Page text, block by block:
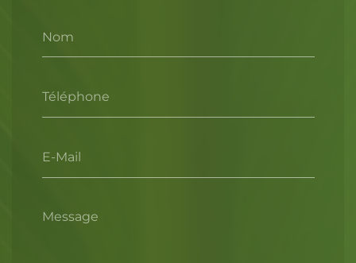
Nom
Téléphone
E-Mail
Message